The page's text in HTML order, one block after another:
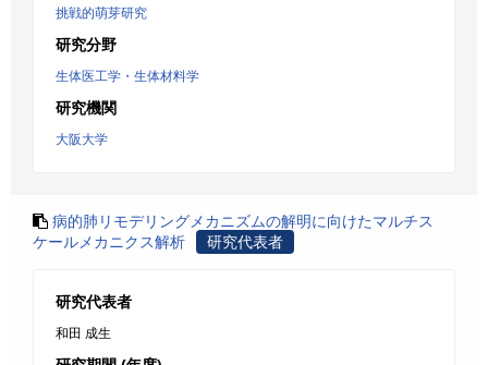
挑戦的萌芽研究
研究分野
生体医工学・生体材料学
研究機関
大阪大学
病的肺リモデリングメカニズムの解明に向けたマルチス
ケールメカニクス解析
研究代表者
研究代表者
和田 成生